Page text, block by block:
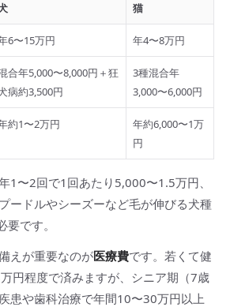
猫
6〜15万円 年4〜8万円
合年5,000〜8,000円＋狂
病約3,500円
3種混合年
3,000〜6,000円
約1〜2万円
年約6,000〜1万
円
1〜2回で1回あたり5,000〜1.5万円、
ードルやシーズーなど毛が伸びる犬種
です。
えが重要なのが医療費です。若くて健
円程度で済みますが、シニア期（7歳
患や歯科治療で年間10〜30万円以上